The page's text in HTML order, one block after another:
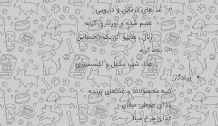
غذاهای درمانی و دارویی
عقیم شده و یورینری گربه
رنال ، هایپو آلرژیک ، حساس
بچه گربه
غذا، شیر، مکمل و اکسسوری
پرندگان
کلیه محصولات و غذاهای پرنده
غذای طوطی سانان
غذای مرغ مینا